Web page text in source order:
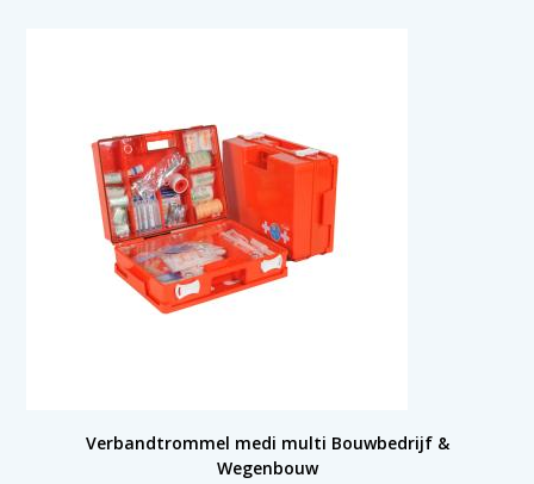
Verbandtrommel medi multi Bouwbedrijf &
Wegenbouw